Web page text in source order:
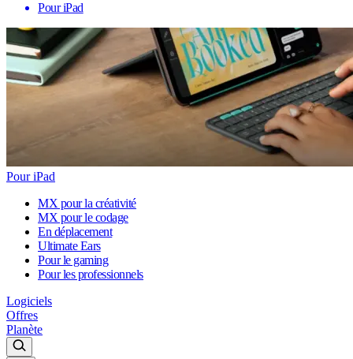
Pour iPad
Pour iPad
MX pour la créativité
MX pour le codage
En déplacement
Ultimate Ears
Pour le gaming
Pour les professionnels
Logiciels
Offres
Planète